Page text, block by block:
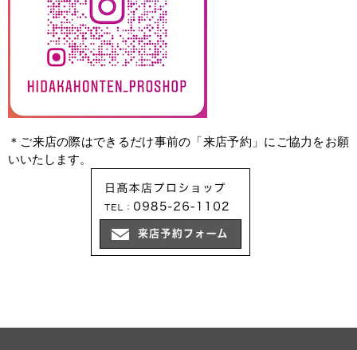
＊ご来店の際はできるだけ事前の「来店予約」にご協力をお願
いいたします。